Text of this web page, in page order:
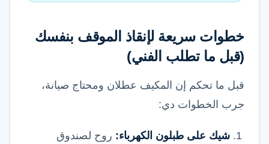
خطوات سريعة لإنقاذ الموقف بنفسك
(قبل ما تطلب الفني)
قبل ما تحكم إن المكيف عطلان ومحتاج صيانة،
جرب الخطوات دي:
شيك على طبلون الكهرباء: روح لصندوق